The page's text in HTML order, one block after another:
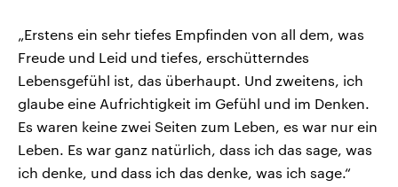
„Erstens ein sehr tiefes Empfinden von all dem, was
Freude und Leid und tiefes, erschütterndes
Lebensgefühl ist, das überhaupt. Und zweitens, ich
glaube eine Aufrichtigkeit im Gefühl und im Denken.
Es waren keine zwei Seiten zum Leben, es war nur ein
Leben. Es war ganz natürlich, dass ich das sage, was
ich denke, und dass ich das denke, was ich sage.“